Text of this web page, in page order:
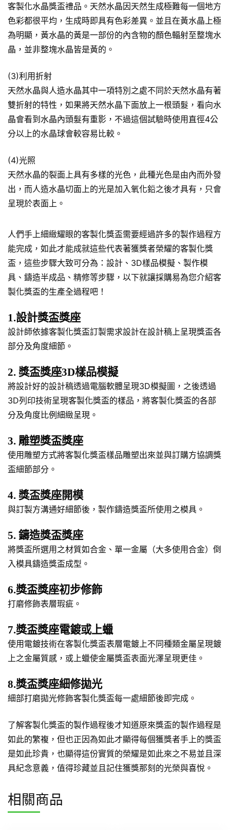
客製化水晶獎盃禮品。天然水晶因天然生成極難每一個地方
色彩都很平均，生成時即具有色彩差異。並且在黃水晶上極
為明顯，黃水晶的黃是一部份的內含物的顏色輻射至整塊水
晶，並非整塊水晶皆是黃的。
(3)利用折射
天然水晶與人造水晶其中一項特別之處不同於天然水晶有著
雙折射的特性，如果將天然水晶下面放上一根頭髮，看向水
晶會看到水晶內頭髮有重影，不過這個試驗時使用直徑4公
分以上的水晶球會較容易比較。
(4)光照
天然水晶的裂面上具有多樣的光色，此種光色是由內而外發
出，而人造水晶切面上的光是加入氧化鉛之後才具有，只會
呈現於表面上。
人們手上細緻耀眼的客製化獎盃需要經過許多的製作過程方
能完成，如此才能成就這些代表著獲獎者榮耀的客製化獎
盃，這些步驟大致可分為：設計、3D樣品模擬、製作模
具、鑄造半成品、精修等步驟，以下就讓採購易為您介紹客
製化獎盃的生產全過程吧！
1.設計獎盃獎座
設計師依據客製化獎盃訂製需求設計在設計稿上呈現獎盃各
部分及角度細節。
2. 獎盃獎座3D樣品模擬
將設計好的設計稿透過電腦軟體呈現3D模擬圖，之後透過
3D列印技術呈現客製化獎盃的樣品，將客製化獎盃的各部
分及角度比例細緻呈現。
3. 雕塑獎盃獎座
使用雕塑方式將客製化獎盃樣品雕塑出來並與訂購方協調獎
盃細節部分。
4. 獎盃獎座開模
與訂製方溝通好細節後，製作鑄造獎盃所使用之模具。
5. 鑄造獎盃獎座
將獎盃所選用之材質如合金、單一金屬（大多使用合金）倒
入模具鑄造獎盃成型。
6.獎盃獎座初步修飾
打磨修飾表層瑕疵。
7.獎盃獎座電鍍或上蠟
使用電鍍技術在客製化獎盃表層電鍍上不同種類金屬呈現鍍
上之金屬質感，或上蠟使金屬獎盃表面光澤呈現更佳。
8.獎盃獎座細修拋光
細部打磨拋光修飾客製化獎盃每一處細節後即完成。
了解客製化獎盃的製作過程後才知道原來獎盃的製作過程是
如此的繁複，但也正因為如此才顯得每個獲獎者手上的獎盃
是如此珍貴，也顯得這份實質的榮耀是如此來之不易並且深
具紀念意義，值得珍藏並且記住獲獎那刻的光榮與喜悅。
相關商品